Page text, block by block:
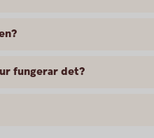
fungerar det?